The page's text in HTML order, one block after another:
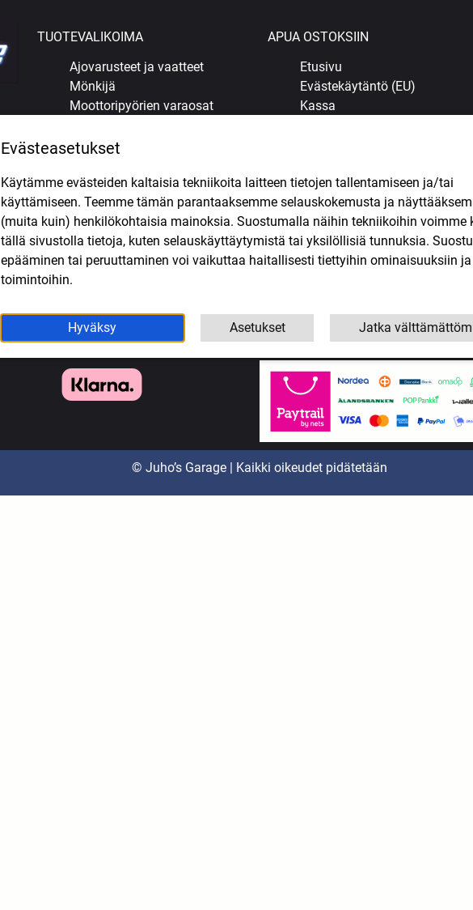
TUOTEVALIKOIMA
Ajovarusteet ja vaatteet
Mönkijä
Moottoripyörien varaosat
Öljyt ja kemikaalit
Ruohonleikkureiden varaosat
Skoottereiden varaosat
Teollisuus
Työkalut
APUA OSTOKSIIN
Etusivu
Evästekäytäntö (EU)
Kassa
Ostoskori
Tarjoukset
Tietosuojaseloste
Tilaus- ja toimitusehdot
Yhteystiedot
© Juho’s Garage | Kaikki oikeudet pidätetään
Evästeasetukset
Käytämme evästeiden kaltaisia tekniikoita laitteen tietojen tallentamiseen ja/tai
käyttämiseen. Teemme tämän parantaaksemme selauskokemusta ja
(muita kuin) henkilökohtaisia mainoksia. Suostumalla näihin tekniikoihin voimme
tällä sivustolla tietoja, kuten selauskäyttäytymistä tai yksilöllisiä tunnuksia.
epääminen tai peruuttaminen voi vaikuttaa haitallisesti tiettyihin ominaisuuksiin ja
toimintoihin.
Hyväksy Asetukset Jatka